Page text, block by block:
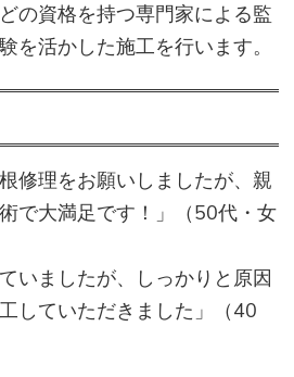
の資格を持つ専門家による監
を活かした施工を行います。
修理をお願いしましたが、親
で大満足です！」（50代・女
いましたが、しっかりと原因
していただきました」（40